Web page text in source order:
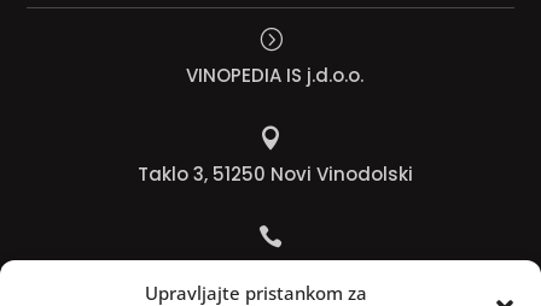
Upravljajte pristankom za
=
VINOPEDIA IS j.d.o.o.

Taklo 3, 51250 Novi Vinodolski
